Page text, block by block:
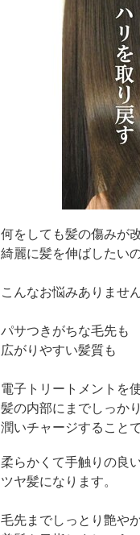
何をしても髪の傷みが
綺麗に髪を伸ばしたい
こんなお悩みありませ
パサつきがちな毛先も
広がりやすい髪質も
電子トリートメントを
髪の内部にまでしっか
潤いチャージすること
柔らかくて手触りの良
ツヤ髪になります。
毛先までしっとり艶や